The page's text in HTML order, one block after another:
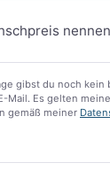
gibst du noch
Mail. Es gelten meine
gemäß meiner